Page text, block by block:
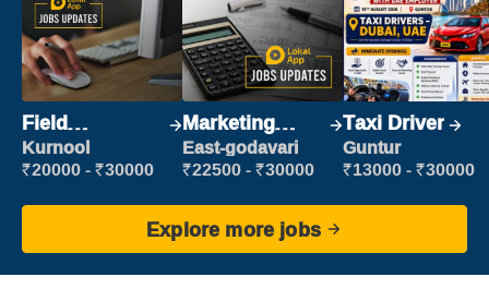
Field
Marketing
Executive
Kurnool
₹20000 - ₹30000
Marketing
Executive
East-godavari
₹22500 - ₹30000
Taxi Driver
Guntur
₹13000 - ₹30000
Explore more jobs